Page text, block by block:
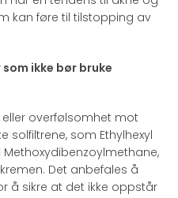
kan føre til tilstopping av
ikke bør bruke
overfølsomhet mot
solfiltrene, som Ethylhexyl
Det anbefales å
å sikre at det ikke oppstår